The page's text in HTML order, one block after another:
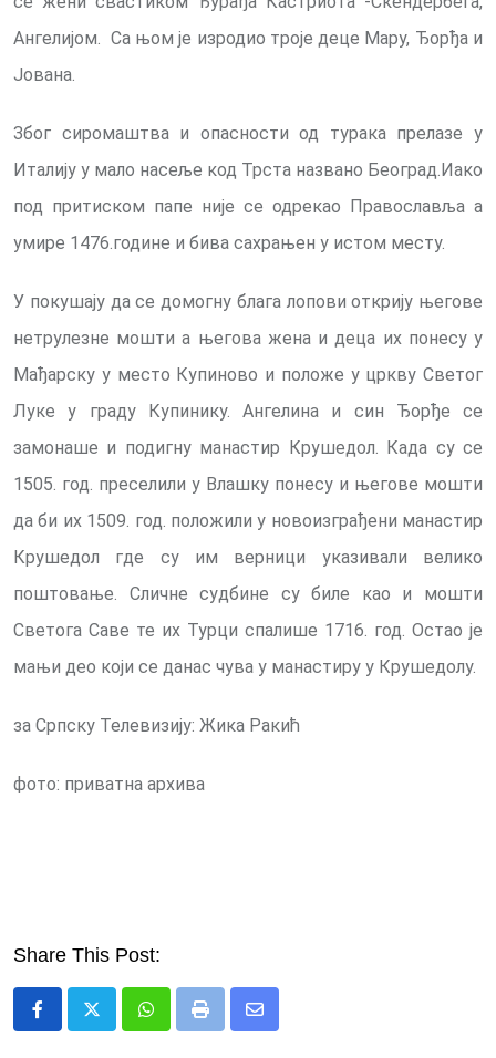
Ангелијом. Са њом је изродио троје деце Мару, Ђорђа и
Јована.
Због сиромаштва и опасности од турака прелазе у
Италију у мало насеље код Трста названо Београд.Иако
под притиском папе није се одрекао Православља а
умире 1476.године и бива сахрањен у истом месту.
У покушају да се домогну блага лопови открију његове
нетрулезне мошти а његова жена и деца их понесу у
Мађарску у место Купиново и положе у цркву Светог
Луке у граду Купинику. Ангелина и син Ђорђе се
замонаше и подигну манастир Крушедол. Када су се
1505. год. преселили у Влашку понесу и његове мошти
да би их 1509. год. положили у новоизграђени манастир
Крушедол где су им верници указивали велико
поштовање. Сличне судбине су биле као и мошти
Светога Саве те их Турци спалише 1716. год. Остао је
мањи део који се данас чува у манастиру у Крушедолу.
за Српску Телевизију: Жика Ракић
фото: приватна архива
Share This Post:
WhatsappPrint
Share